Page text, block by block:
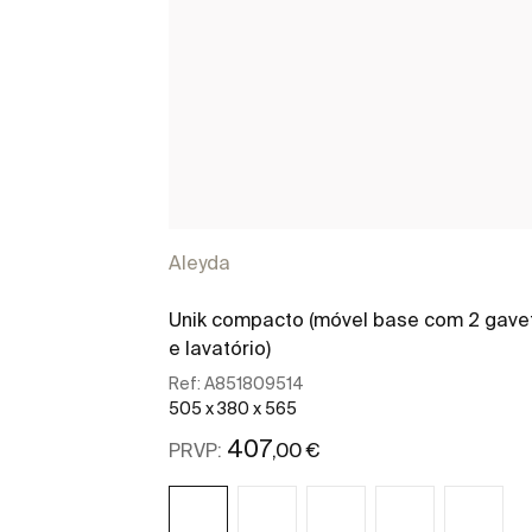
Aleyda
Unik compacto (móvel base com 2
e lavatório)
Ref: A851809514
505 x 380 x 565
PRVP: 407 ,00 €